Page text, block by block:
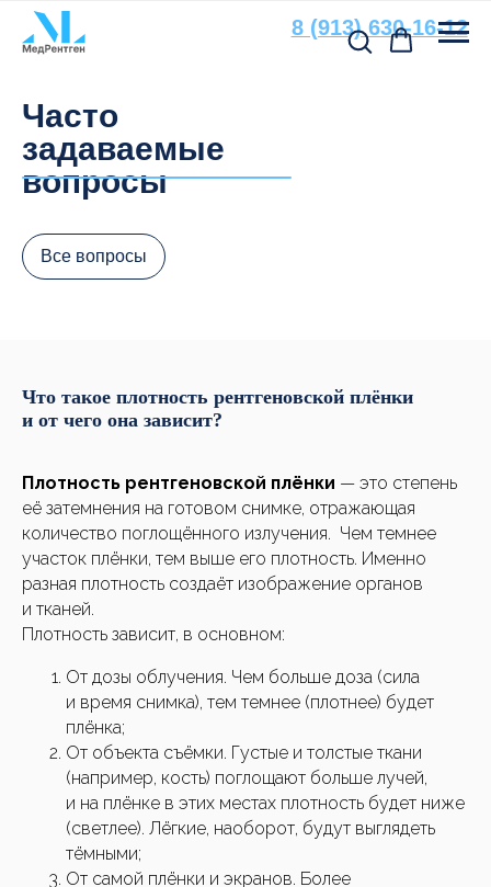
8 (913) 630-16-12
Часто
задаваемые
вопросы
Все вопросы
Что такое плотность рентгеновской плёнки
и от чего она зависит?
Плотность рентгеновской плёнки — это степень
её затемнения на готовом снимке, отражающая
количество поглощённого излучения. Чем темнее
участок плёнки, тем выше его плотность. Именно
разная плотность создаёт изображение органов
и тканей.
Плотность зависит, в основном:
От дозы облучения. Чем больше доза (сила
и время снимка), тем темнее (плотнее) будет
плёнка;
От объекта съёмки. Густые и толстые ткани
(например, кость) поглощают больше лучей,
и на плёнке в этих местах плотность будет ниже
(светлее). Лёгкие, наоборот, будут выглядеть
тёмными;
От самой плёнки и экранов. Более
По всем вопросам, связанным
с подбором расходных материалов
и оборудования, вы можете
Свяжитесь с нами
Нажимая кнопку, вы соглашаетесь с
политикой конфиденциальности